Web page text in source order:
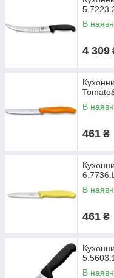
В
4 309
В
461 ₴
В
461 ₴
В